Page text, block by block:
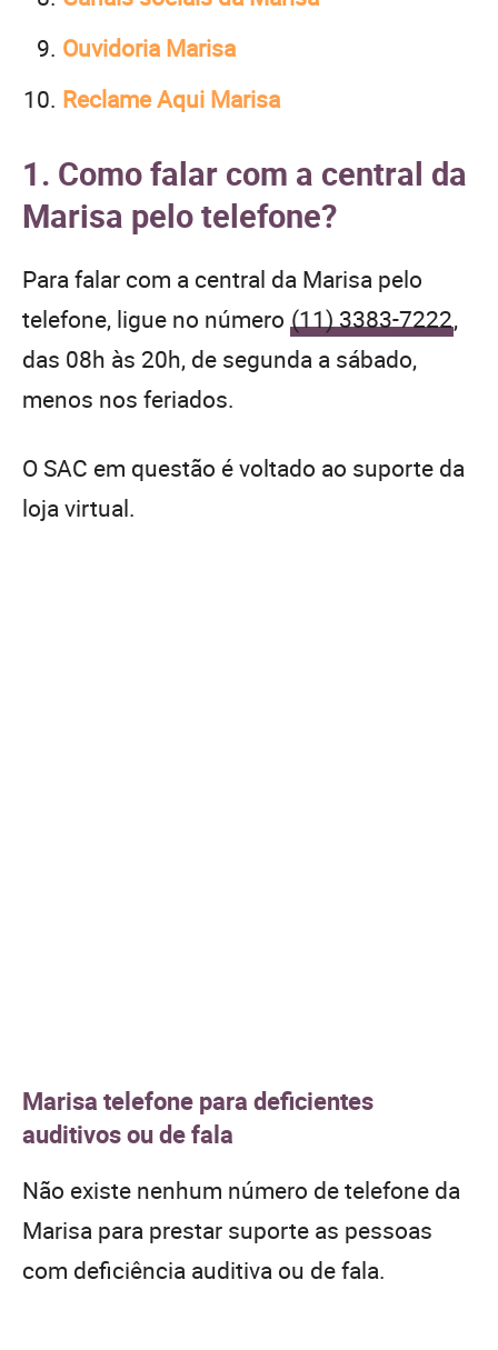
Ouvidoria Marisa
Reclame Aqui Marisa
1. Como falar com a central da
Marisa pelo telefone?
Para falar com a central da Marisa pelo
telefone, ligue no número (11) 3383-7222,
das 08h às 20h, de segunda a sábado,
menos nos feriados.
O SAC em questão é voltado ao suporte da
loja virtual.
Marisa telefone para deficientes
auditivos ou de fala
Não existe nenhum número de telefone da
Marisa para prestar suporte as pessoas
com deficiência auditiva ou de fala.